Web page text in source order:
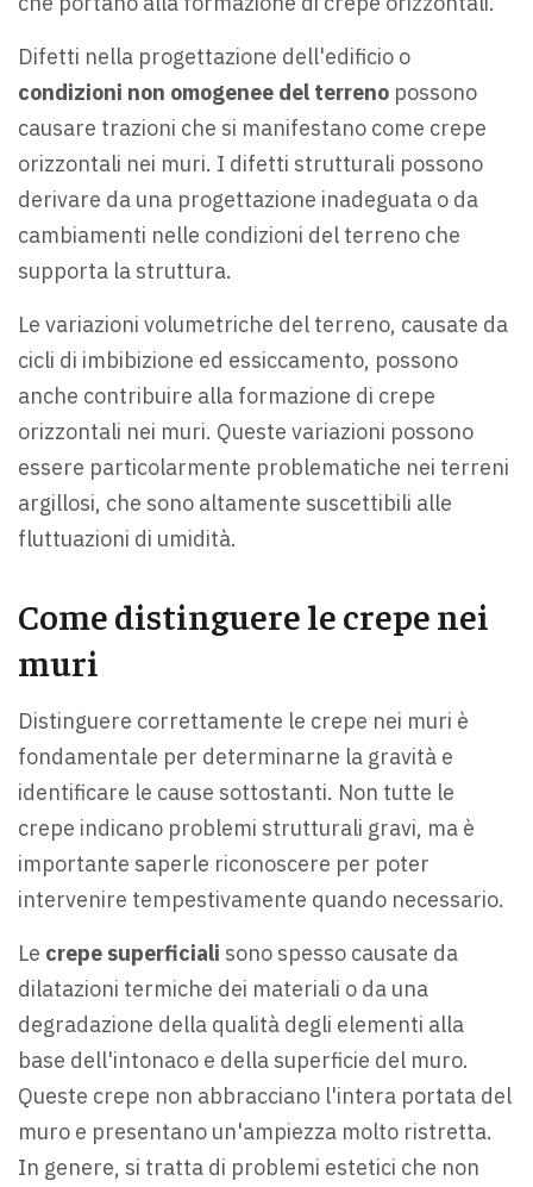
Difetti nella progettazione dell'edificio o
condizioni non omogenee del terreno possono
causare trazioni che si manifestano come crepe
orizzontali nei muri. I difetti strutturali possono
derivare da una progettazione inadeguata o da
cambiamenti nelle condizioni del terreno che
supporta la struttura.
Le variazioni volumetriche del terreno, causate da
cicli di imbibizione ed essiccamento, possono
anche contribuire alla formazione di crepe
orizzontali nei muri. Queste variazioni possono
essere particolarmente problematiche nei terreni
argillosi, che sono altamente suscettibili alle
fluttuazioni di umidità.
Come distinguere le crepe nei
muri
Distinguere correttamente le crepe nei muri è
fondamentale per determinarne la gravità e
identificare le cause sottostanti. Non tutte le
crepe indicano problemi strutturali gravi, ma è
importante saperle riconoscere per poter
intervenire tempestivamente quando necessario.
Le crepe superficiali sono spesso causate da
dilatazioni termiche dei materiali o da una
degradazione della qualità degli elementi alla
base dell'intonaco e della superficie del muro.
Queste crepe non abbracciano l'intera portata del
muro e presentano un'ampiezza molto ristretta.
In genere, si tratta di problemi estetici che non